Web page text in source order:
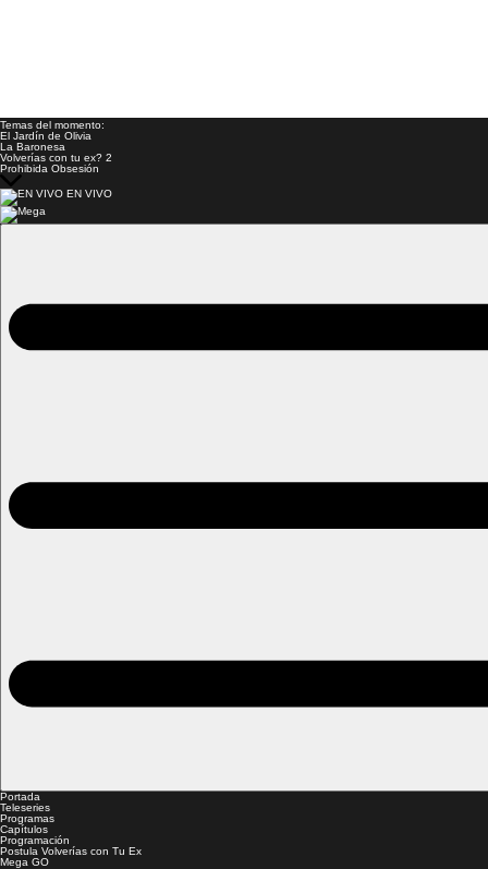
Temas del momento:
El Jardín de Olivia
La Baronesa
Volverías con tu ex? 2
Prohibida Obsesión
EN VIVO
Portada
Teleseries
Programas
Capítulos
Programación
Postula Volverías con Tu Ex
Mega GO